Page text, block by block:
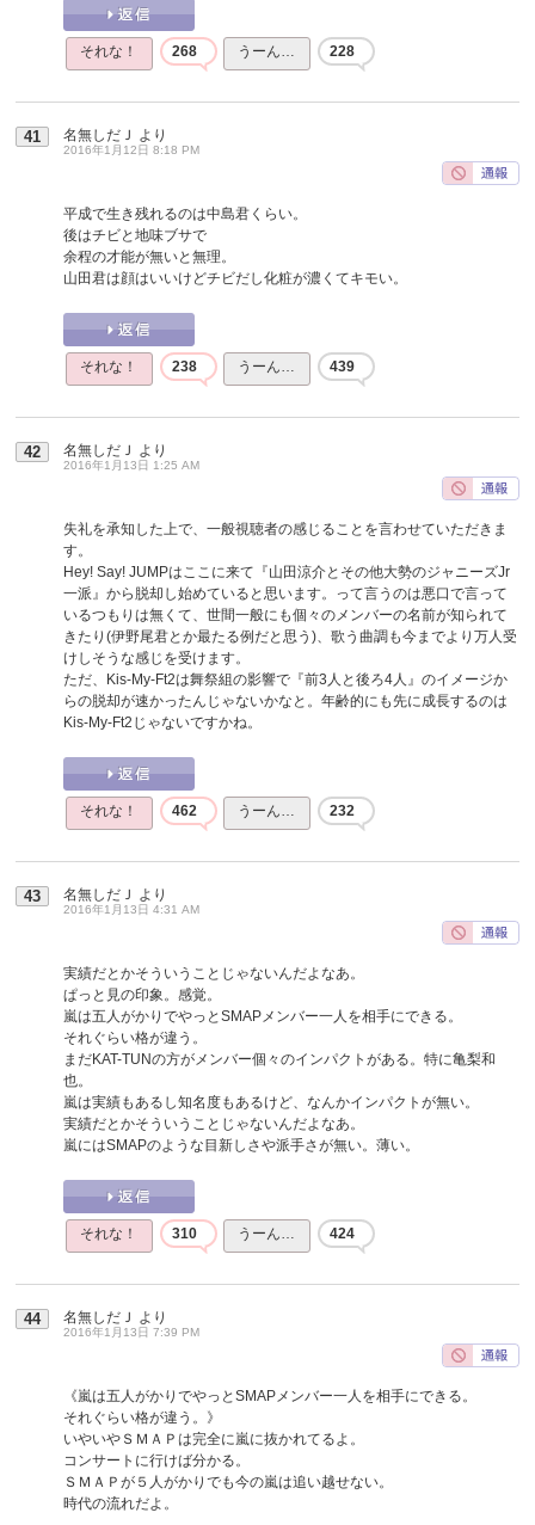
それな！ 268 うーん… 228
41 名無しだＪ より
2016年1月12日 8:18 PM
平成で生き残れるのは中島君くらい。
後はチビと地味ブサで
余程の才能が無いと無理。
山田君は顔はいいけどチビだし化粧が濃くてキモい。
それな！ 238 うーん… 439
42 名無しだＪ より
2016年1月13日 1:25 AM
失礼を承知した上で、一般視聴者の感じることを言わせていただきま
す。
Hey! Say! JUMPはここに来て『山田涼介とその他大勢のジャニーズJr
一派』から脱却し始めていると思います。って言うのは悪口で言って
いるつもりは無くて、世間一般にも個々のメンバーの名前が知られて
きたり(伊野尾君とか最たる例だと思う)、歌う曲調も今までより万人受
けしそうな感じを受けます。
ただ、Kis-My-Ft2は舞祭組の影響で『前3人と後ろ4人』のイメージか
らの脱却が速かったんじゃないかなと。年齢的にも先に成長するのは
Kis-My-Ft2じゃないですかね。
それな！ 462 うーん… 232
43 名無しだＪ より
2016年1月13日 4:31 AM
実績だとかそういうことじゃないんだよなあ。
ぱっと見の印象。感覚。
嵐は五人がかりでやっとSMAPメンバー一人を相手にできる。
それぐらい格が違う。
まだKAT-TUNの方がメンバー個々のインパクトがある。特に亀梨和
也。
嵐は実績もあるし知名度もあるけど、なんかインパクトが無い。
実績だとかそういうことじゃないんだよなあ。
嵐にはSMAPのような目新しさや派手さが無い。薄い。
それな！ 310 うーん… 424
44 名無しだＪ より
2016年1月13日 7:39 PM
《嵐は五人がかりでやっとSMAPメンバー一人を相手にできる。
それぐらい格が違う。》
いやいやＳＭＡＰは完全に嵐に抜かれてるよ。
コンサートに行けば分かる。
ＳＭＡＰが５人がかりでも今の嵐は追い越せない。
時代の流れだよ。